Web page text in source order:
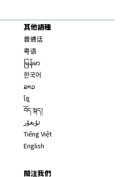
其他語種
普通话
粤语
မြန်မာ
한국어
ລາວ
ខ្មែ
བོད་སྐད།
ئۇيغۇر
Tiếng Việt
English
關注我們